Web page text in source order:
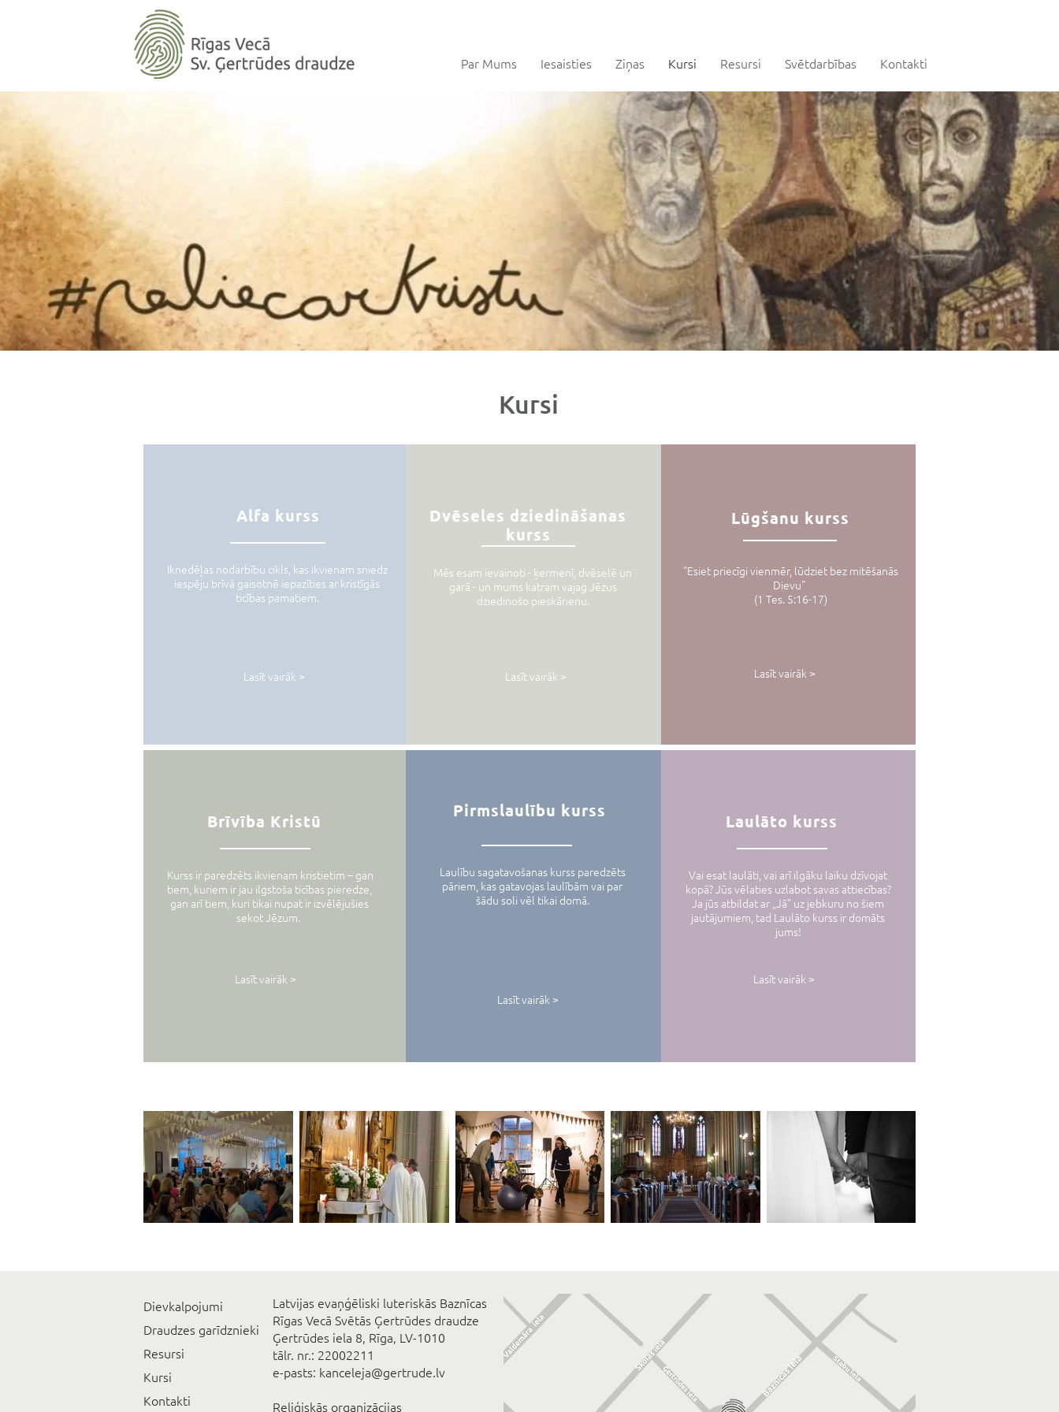
Par Mums Iesaisties Ziņas Kursi Resursi Svētdarbības Kontakti
Kursi
kurss
Brīvība Kristū
Kurss ir paredzēts ikvienam kristietim – gan
tiem, kuriem ir jau ilgstoša ticības pieredze,
gan arī tiem, kuri tikai nupat ir izvēlējušies
sekot Jēzum.
Lasīt vairāk >
Pirmslaulību kurss
Laulību sagatavošanas kurss paredzēts
pāriem, kas gatavojas laulībām vai par
šādu soli vēl tikai domā.
Lasīt vairāk >
Laulāto kurss
Vai esat laulāti, vai arī ilgāku laiku dzīvojat
kopā? Jūs vēlaties uzlabot savas attiecības?
Ja jūs atbildat ar „Jā” uz jebkuru no šiem
jautājumiem, tad Laulāto kurss ir domāts
jums!
Lasīt vairāk >
Alfa kurss
Iknedēļas nodarbību cikls, kas ikvienam sniedz
iespēju brīvā gaisotnē iepazīties ar kristīgās
ticības pamatiem.
Lasīt vairāk >
Dvēseles dziedināšanas
kurss
Mēs esam ievainoti - ķermenī, dvēselē un
garā - un mums katram vajag Jēzus
dziedinošo pieskārienu.
Lasīt vairāk >
Lūgšanu kurss
"Esiet priecīgi vienmēr, lūdziet bez mitēšanās
Dievu"
(1 Tes. 5:16-17)
Lasīt vairāk >
Dievkalpojumi
Draudzes garīdznieki
Resursi
Kursi
Kontakti
Latvijas evaņģēliski luteriskās Baznīcas
Rīgas Vecā Svētās Ģertrūdes draudze
Ģertrūdes iela 8, Rīga, LV-1010
tālr. nr.: 22002211
e-pasts: kanceleja@gertrude.lv
Reliģiskās organizācijas